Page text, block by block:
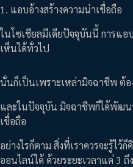
1. แอบอ้างสร้างความน่าเชื่อถือ
ในโซเชียลมีเดียปัจจุบันนี้ การแอ
เห็นได้ทั่วไป
นั่นก็เป็นเพราะเหล่ามิจฉาชีพ ต้อ
และในปัจจุบัน มิจฉาชีพก็ได้พัฒน
เชื่อถือ
อย่างไรก็ตาม สิ่งที่เราควรจะรู้ไ
ออนไลน์ได้ ด้วยระยะเวลาแค่ 3